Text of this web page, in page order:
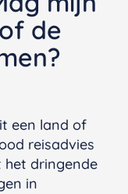
de
een land of
reisadvies
het dringende
in